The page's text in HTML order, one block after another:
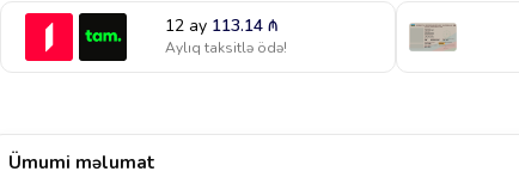
12 ay 113.14₼
Aylıq taksitlə ödə!
Ümumi məlumat